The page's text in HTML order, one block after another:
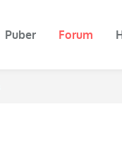
Puber Forum